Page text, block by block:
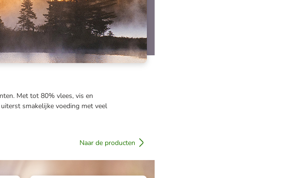
Met tot 80% vlees, vis en
smakelijke voeding met veel
Naar de producten